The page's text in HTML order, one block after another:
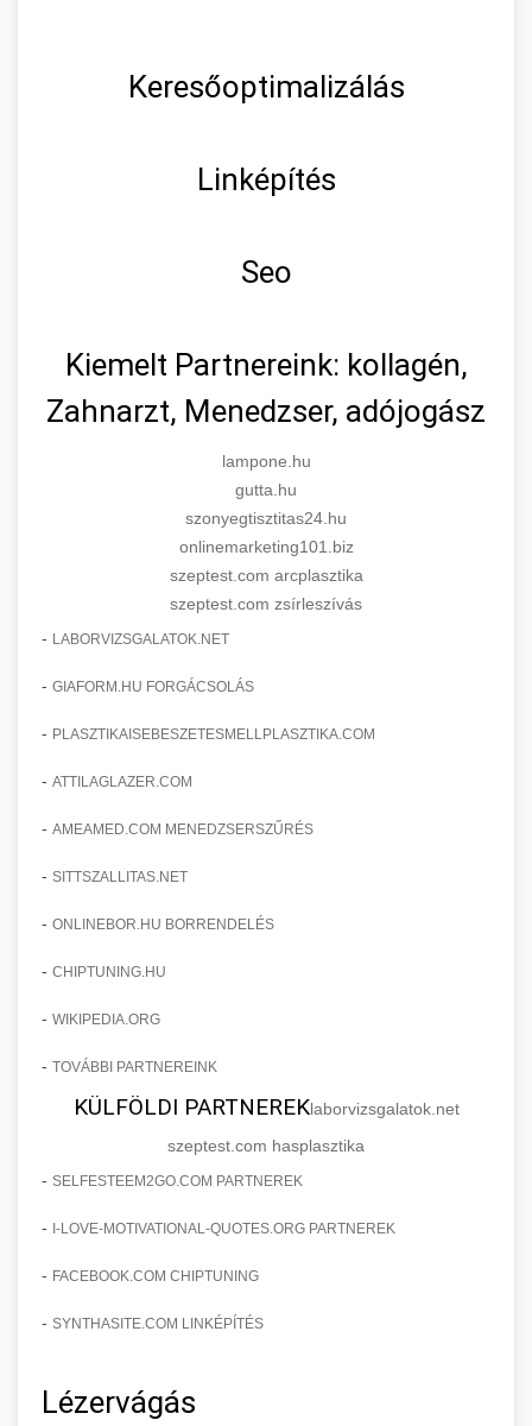
Keresőoptimalizálás
Linképítés
Seo
Kiemelt Partnereink: kollagén,
Zahnarzt, Menedzser, adójogász
lampone.hu
gutta.hu
szonyegtisztitas24.hu
onlinemarketing101.biz
szeptest.com arcplasztika
szeptest.com zsírleszívás
- LABORVIZSGALATOK.NET
- GIAFORM.HU FORGÁCSOLÁS
- PLASZTIKAISEBESZETESMELLPLASZTIKA.COM
- ATTILAGLAZER.COM
- AMEAMED.COM MENEDZSERSZŰRÉS
- SITTSZALLITAS.NET
- ONLINEBOR.HU BORRENDELÉS
- CHIPTUNING.HU
- WIKIPEDIA.ORG
- TOVÁBBI PARTNEREINK
KÜLFÖLDI PARTNEREKlaborvizsgalatok.net
szeptest.com hasplasztika
- SELFESTEEM2GO.COM PARTNEREK
- I-LOVE-MOTIVATIONAL-QUOTES.ORG PARTNEREK
- FACEBOOK.COM CHIPTUNING
- SYNTHASITE.COM LINKÉPÍTÉS
Lézervágás